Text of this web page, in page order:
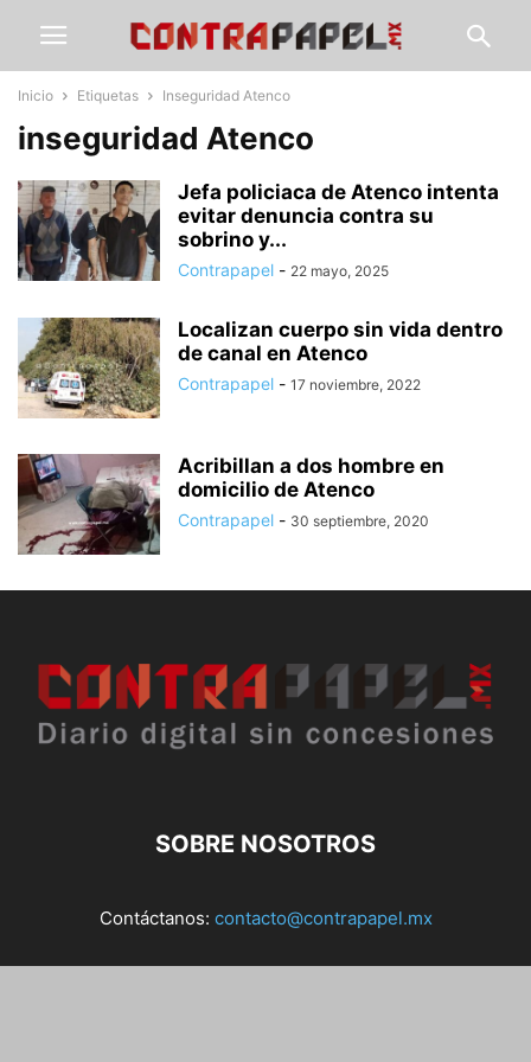
Inicio Etiquetas Inseguridad Atenco
inseguridad Atenco
Jefa policiaca de Atenco intenta
evitar denuncia contra su
sobrino y...
Contrapapel - 22 mayo, 2025
Localizan cuerpo sin vida dentro
de canal en Atenco
Contrapapel - 17 noviembre, 2022
Acribillan a dos hombre en
domicilio de Atenco
Contrapapel - 30 septiembre, 2020
SOBRE NOSOTROS
Contáctanos: contacto@contrapapel.mx